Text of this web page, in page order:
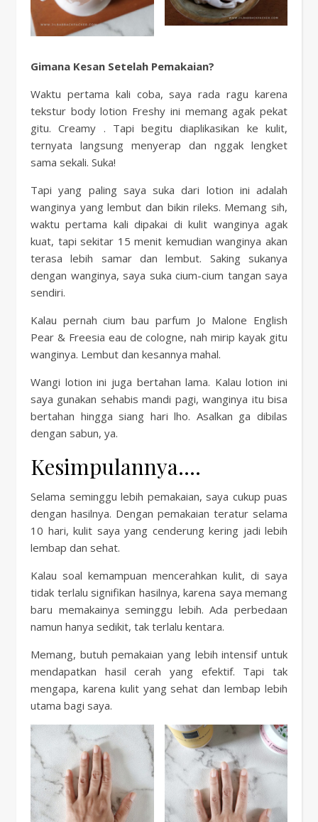
Gimana Kesan Setelah Pemakaian?
Waktu pertama kali coba, saya rada ragu karena
tekstur body lotion Freshy ini memang agak pekat
gitu. Creamy . Tapi begitu diaplikasikan ke kulit,
ternyata langsung menyerap dan nggak lengket
sama sekali. Suka!
Tapi yang paling saya suka dari lotion ini adalah
wanginya yang lembut dan bikin rileks. Memang sih,
waktu pertama kali dipakai di kulit wanginya agak
kuat, tapi sekitar 15 menit kemudian wanginya akan
terasa lebih samar dan lembut. Saking sukanya
dengan wanginya, saya suka cium-cium tangan saya
sendiri.
Kalau pernah cium bau parfum Jo Malone English
Pear & Freesia eau de cologne, nah mirip kayak gitu
wanginya. Lembut dan kesannya mahal.
Wangi lotion ini juga bertahan lama. Kalau lotion ini
saya gunakan sehabis mandi pagi, wanginya itu bisa
bertahan hingga siang hari lho. Asalkan ga dibilas
dengan sabun, ya.
Kesimpulannya….
Selama seminggu lebih pemakaian, saya cukup puas
dengan hasilnya. Dengan pemakaian teratur selama
10 hari, kulit saya yang cenderung kering jadi lebih
lembap dan sehat.
Kalau soal kemampuan mencerahkan kulit, di saya
tidak terlalu signifikan hasilnya, karena saya memang
baru memakainya seminggu lebih. Ada perbedaan
namun hanya sedikit, tak terlalu kentara.
Memang, butuh pemakaian yang lebih intensif untuk
mendapatkan hasil cerah yang efektif. Tapi tak
mengapa, karena kulit yang sehat dan lembap lebih
utama bagi saya.